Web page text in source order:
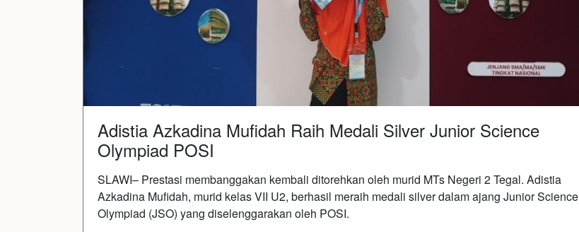
Adistia Azkadina Mufidah Raih Medali Silver Junior Science
Olympiad POSI
SLAWI– Prestasi membanggakan kembali ditorehkan oleh murid MTs Negeri 2 Tegal. Adistia
Azkadina Mufidah, murid kelas VII U2, berhasil meraih medali silver dalam ajang Junior Science
Olympiad (JSO) yang diselenggarakan oleh POSI.